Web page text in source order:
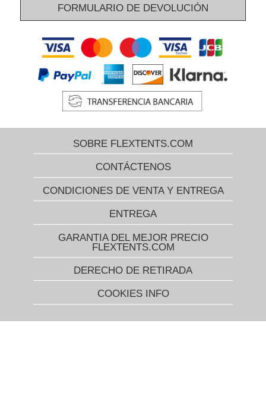
FORMULARIO DE DEVOLUCIÓN
SOBRE FLEXTENTS.COM
CONTÁCTENOS
CONDICIONES DE VENTA Y ENTREGA
ENTREGA
GARANTIA DEL MEJOR PRECIO
FLEXTENTS.COM
DERECHO DE RETIRADA
COOKIES INFO